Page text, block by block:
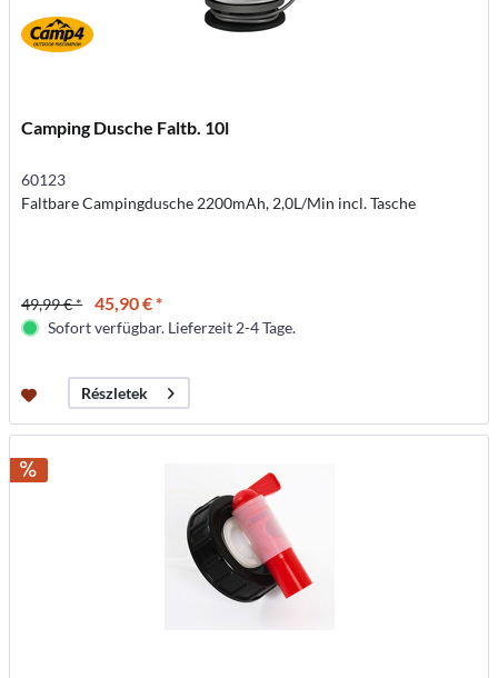
Camping Dusche Faltb. 10l
60123
Faltbare Campingdusche 2200mAh, 2,0L/Min incl. Tasche
49,99 € * 45,90 € *
Sofort verfügbar. Lieferzeit 2-4 Tage.
Részletek